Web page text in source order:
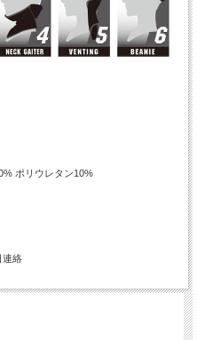
ポリウレタン10%
連絡